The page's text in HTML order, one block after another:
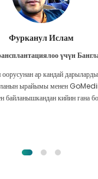
Фурканул Ислам
үчүн
ар кандай
ырайымы менен
байланышкандан кийин гана